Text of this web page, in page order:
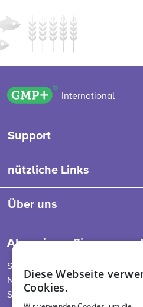
GMP+ logo
International
Support
nützliche Links
Über uns
Abonnieren Sie unseren
So bleiben Sie auf dem
Nachrichten zu unserem
Sektor, Futtermittelvorschriften
Diese Webseite
Cookies.